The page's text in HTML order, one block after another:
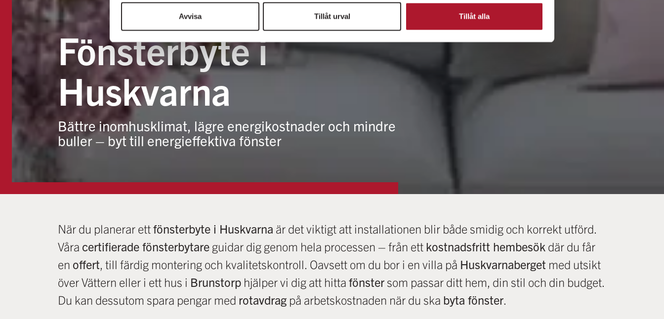
Avvisa Tillåt urval Tillåt alla
Fönsterbyte i
Huskvarna
Bättre inomhusklimat, lägre energikostnader och mindre
buller – byt till energieffektiva fönster
När du planerar ettfönsterbyte i Huskvarna är det viktigt att installationen blir både smidig och korrekt utförd.
Våra certifierade fönsterbytare guidar dig genom hela processen – från ett kostnadsfritt hembesök där du får
en offert, till färdig montering och kvalitetskontroll. Oavsett om du bor i en villa på Huskvarnaberget med utsikt
över Vättern eller i ett hus i Brunstorp hjälper vi dig att hitta fönster som passar ditt hem, din stil och din budget.
Du kan dessutom spara pengar med rotavdrag på arbetskostnaden när du ska byta fönster.